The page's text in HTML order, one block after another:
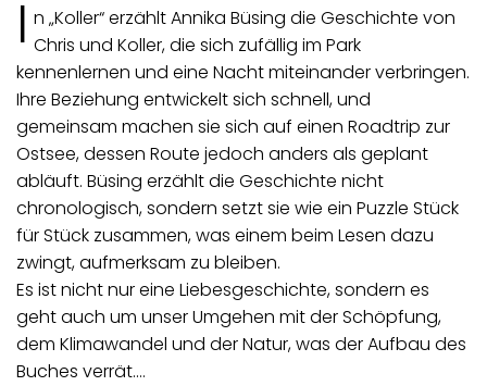
I n „Koller“ erzählt Annika Büsing die Geschichte von
Chris und Koller, die sich zufällig im Park
kennenlernen und eine Nacht miteinander verbringen.
Ihre Beziehung entwickelt sich schnell, und
gemeinsam machen sie sich auf einen Roadtrip zur
Ostsee, dessen Route jedoch anders als geplant
abläuft. Büsing erzählt die Geschichte nicht
chronologisch, sondern setzt sie wie ein Puzzle Stück
für Stück zusammen, was einem beim Lesen dazu
zwingt, aufmerksam zu bleiben.
Es ist nicht nur eine Liebesgeschichte, sondern es
geht auch um unser Umgehen mit der Schöpfung,
dem Klimawandel und der Natur, was der Aufbau des
Buches verrät.…